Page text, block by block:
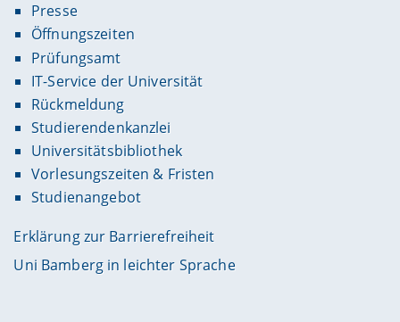
Presse
Öffnungszeiten
Prüfungsamt
IT-Service der Universität
Rückmeldung
Studierendenkanzlei
Universitätsbibliothek
Vorlesungszeiten & Fristen
Studienangebot
Erklärung zur Barrierefreiheit
Uni Bamberg in leichter Sprache